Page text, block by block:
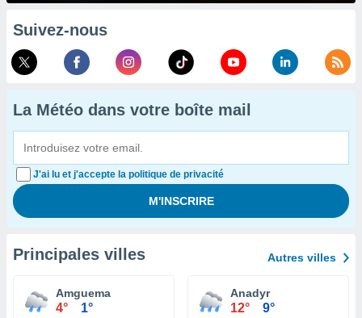
Suivez-nous
La Météo dans votre boîte mail
J'ai lu et j'accepte la politique de privacité
Principales villes Autres villes
Amguema
4° 1°
Anadyr
12° 9°